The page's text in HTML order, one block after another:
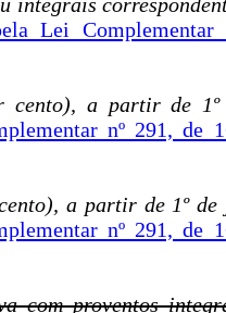
Lei
a partir de 1º
nº 291, de
a partir de 1º de
nº 291, de
com proventos